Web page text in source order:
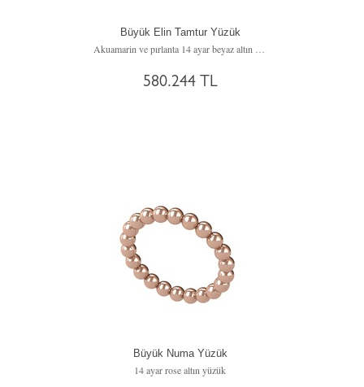
Büyük Elin Tamtur Yüzük
580.244 TL
Büyük Numa Yüzük
14 ayar rose altın yüzük